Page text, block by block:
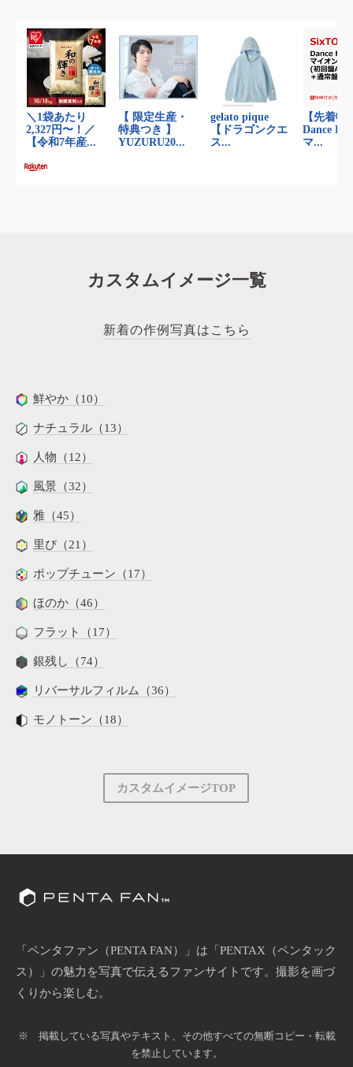
カスタムイメージ一覧
新着の作例写真はこちら
鮮やか（10）
ナチュラル（13）
人物（12）
風景（32）
雅（45）
里び（21）
ポップチューン（17）
ほのか（46）
フラット（17）
銀残し（74）
リバーサルフィルム（36）
モノトーン（18）
カスタムイメージTOP
「ペンタファン（PENTA FAN）」は「PENTAX（ペンタック
ス）」の魅力を写真で伝えるファンサイトです。撮影を画づ
くりから楽しむ。
※ 掲載している写真やテキスト、その他すべての無断コピー・転載
を禁止しています。